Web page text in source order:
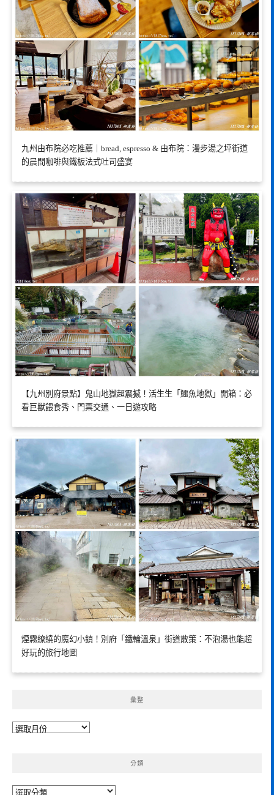
九州由布院必吃推薦｜bread, espresso & 由布院：漫步湯之坪街道
的晨間咖啡與鐵板法式吐司盛宴
【九州別府景點】鬼山地獄超震撼！活生生「鱷魚地獄」開箱：必
看巨獸餵食秀、門票交通、一日遊攻略
煙霧繚繞的魔幻小鎮！別府「鐵輪溫泉」街道散策：不泡湯也能超
好玩的旅行地圖
彙整
彙
分類
分